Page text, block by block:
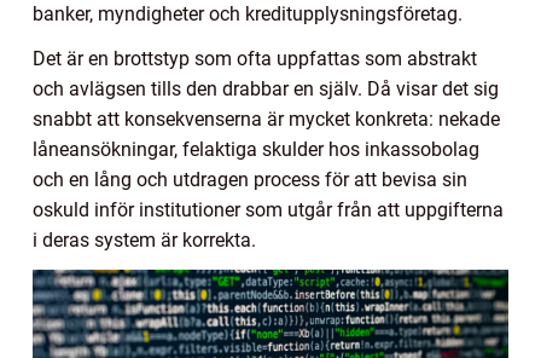
banker, myndigheter och kreditupplysningsföretag.
Det är en brottstyp som ofta uppfattas som abstrakt
och avlägsen tills den drabbar en själv. Då visar det sig
snabbt att konsekvenserna är mycket konkreta: nekade
låneansökningar, felaktiga skulder hos inkassobolag
och en lång och utdragen process för att bevisa sin
oskuld inför institutioner som utgår från att uppgifterna
i deras system är korrekta.